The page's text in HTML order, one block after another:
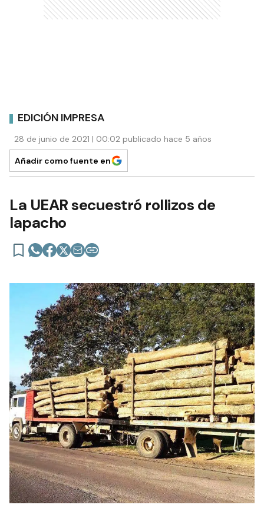
EDICIÓN IMPRESA
28 de junio de 2021 | 00:02 publicado hace 5 años
Añadir como fuente en
La UEAR secuestró rollizos de
lapacho